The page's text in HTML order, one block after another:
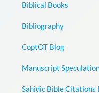
Biblical Books
Bibliography
CoptOT Blog
Manuscript
Sahidic Bible Citations